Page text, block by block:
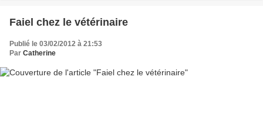
Faiel chez le vétérinaire
Publié le 03/02/2012 à 21:53
Par Catherine